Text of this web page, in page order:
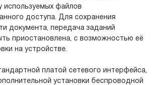
используемых файлов
доступа. Для сохранения
документа, передача заданий
приостановлена, с возможностью её
на устройстве.
платой сетевого интерфейса,
установки беспроводной